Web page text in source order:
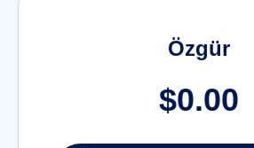
Özgür
$0.00